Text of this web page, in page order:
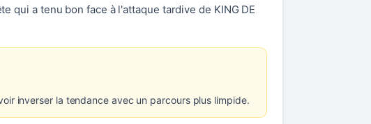
qui a tenu bon face à l'attaque tardive de KING DE
inverser la tendance avec un parcours plus limpide.